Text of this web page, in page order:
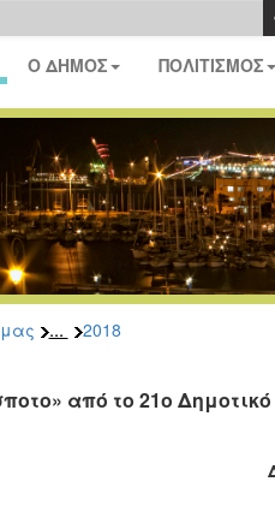
Ο ΔΗΜΟΣ ΠΟΛΙΤΙΣΜΟΣ
... 2018
από το 21ο